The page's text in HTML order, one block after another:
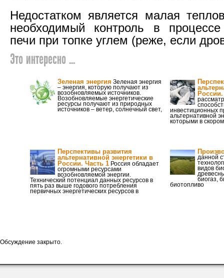
Недостатком является малая
необходимый контроль в
печи при топке углем (реже, если
Это интересно ...
Зеленая энергия Зеленая энергия
– энергия, которую получают из
возобновляемых источников.
Возобновляемые энергетические
ресурсы получают из природных
источников – ветер, солнечный свет, инвестиционных
альтернативной
которыми в
Перспективы развития
альтернативной энергетики в
России. Часть 1 Россия обладает
огромными ресурсами
возобновляемой энергии.
Технический потенциал данных ресурсов в
пять раз выше годового потребления
первичных энергетических ресурсов в
данной
видов
биогаз,
биотопливо
Обсуждение закрыто.